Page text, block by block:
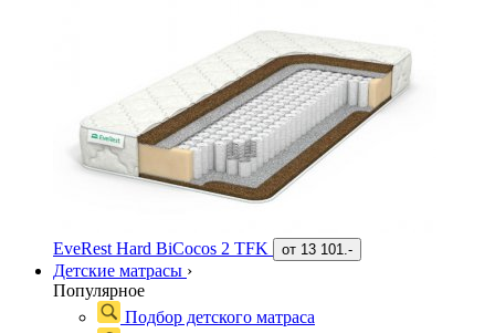
EveRest Hard BiCocos 2 TFK от 13 101.-
Детские матрасы ›
Популярное
Подбор детского матраса